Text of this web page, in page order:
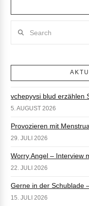
vchepyvsi blud erzählen
5. AUGUST 2026
Provozieren mit
29. JULI 2026
Worry Angel – Interview
22. JULI 2026
Gerne in der Schublade
15. JULI 2026